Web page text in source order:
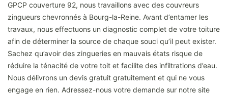
GPCP couverture 92, nous travaillons avec des couvreurs
zingueurs chevronnés à Bourg-la-Reine. Avant d’entamer les
travaux, nous effectuons un diagnostic complet de votre toiture
afin de déterminer la source de chaque souci qu’il peut exister.
Sachez qu’avoir des zingueries en mauvais états risque de
réduire la ténacité de votre toit et facilite des infiltrations d’eau.
Nous délivrons un devis gratuit gratuitement et qui ne vous
engage en rien. Adressez-nous votre demande sur notre site